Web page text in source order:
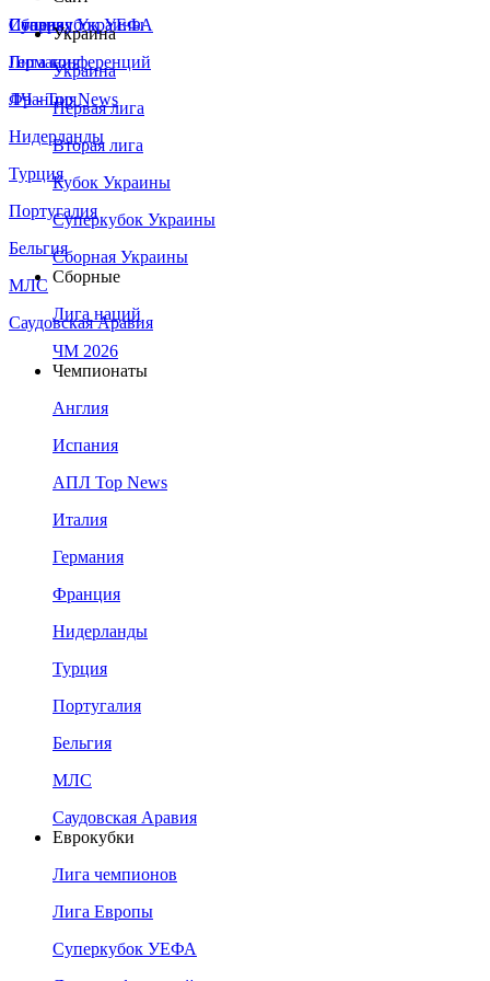
Сборная Украины
Италия
Германия
Франция
Нидерланды
Турция
Португалия
Бельгия
МЛС
Саудовская Аравия
Суперкубок УЕФА
Лига конференций
ЛЧ - Top News
Украина
Украина
Первая лига
Вторая лига
Кубок Украины
Суперкубок Украины
Сборная Украины
Сборные
Лига наций
ЧМ 2026
Чемпионаты
Англия
Испания
АПЛ Top News
Италия
Германия
Франция
Нидерланды
Турция
Португалия
Бельгия
МЛС
Саудовская Аравия
Еврокубки
Лига чемпионов
Лига Европы
Суперкубок УЕФА